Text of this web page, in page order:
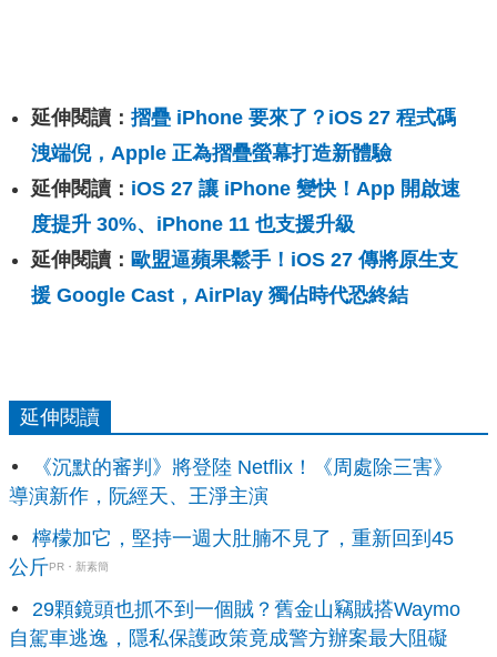
延伸閱讀： 摺疊 iPhone 要來了？iOS 27 程式碼
洩端倪，Apple 正為摺疊螢幕打造新體驗
延伸閱讀： iOS 27 讓 iPhone 變快！App 開啟速
度提升 30%、iPhone 11 也支援升級
延伸閱讀： 歐盟逼蘋果鬆手！iOS 27 傳將原生支
援 Google Cast，AirPlay 獨佔時代恐終結
延伸閱讀
《沉默的審判》將登陸 Netflix！《周處除三害》
導演新作，阮經天、王淨主演
檸檬加它，堅持一週大肚腩不見了，重新回到45
公斤PR・新素簡
29顆鏡頭也抓不到一個賊？舊金山竊賊搭Waymo
自駕車逃逸，隱私保護政策竟成警方辦案最大阻礙